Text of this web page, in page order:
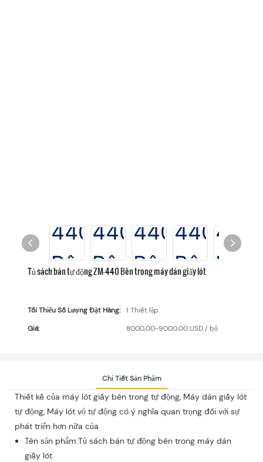
Tủ sách bán tự động ZM-440 Bên trong máy dán giấy lót
Tối Thiểu Số Lượng Đặt Hàng:
1 Thiết lập
Giá:
8000,00-9000,00 USD / bộ
Chi Tiết Sản Phẩm
Thiết kế của máy lót giấy bên trong tự động, Máy dán giấy lót
tự động, Máy lót vỏ tự động có ý nghĩa quan trọng đối với sự
phát triển hơn nữa của
Tên sản phẩm:Tủ sách bán tự động bên trong máy dán
giấy lót